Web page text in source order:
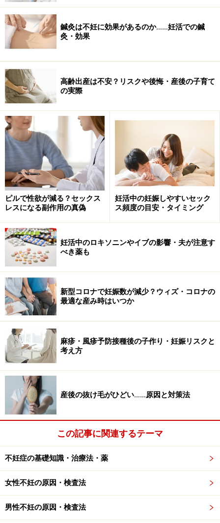
の通り、一番確実にわかるのは腹腔鏡手術です。欧米で
はこれが第一選択になっています。また治療においても
検査と同時に疾患部位を手術するケースが多く、これが
確実だといわれています。
※記事内容は執筆時点のものです。最新の内容をご確認くださ
い。
※当サイトにおける医師・医療従事者等による情報の提供は、診
断・治療行為ではありません。診断・治療を必要とする方は、適
切な医療機関での受診をおすすめいたします。記事内容は執筆者
個人の見解によるものであり、全ての方への有効性を保証するも
のではありません。当サイトで提供する情報に基づいて被ったい
かなる損害についても、当社、各ガイド、その他当社と契約した
情報提供者は一切の責任を負いかねます。
免責事項
次のページへ
鍼灸は不妊に効果があるのか……妊活での鍼
灸・効果
高齢出産は不安？リスクや後悔・産後の子育て
の実際
ピルで性欲が減る？セックス
レスになる副作用の真偽
妊活中の妊娠しやすいセック
ス頻度の目安・タイミング
妊活中のロキソニンやイブの影響・夫が注意す
べき薬も
新型コロナで妊娠数が減少？ウィズ・コロナの
最適な産み時はいつか
麻疹・風疹予防接種後の子作り・妊娠リスクと
考え方
産後の抜け毛がひどい……原因と対策法
この記事に関連するテーマ
不妊症の基礎知識・治療法・薬
女性不妊の原因・検査法
男性不妊の原因・検査法